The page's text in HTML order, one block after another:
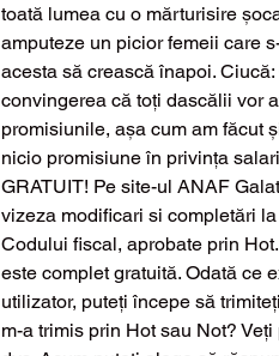
toată lumea cu o mărturisire
amputeze un picior femeii care
acesta să crească înapoi.
convingerea că toți dascălii vor
promisiunile, așa cum am făcut
nicio promisiune în privința
GRATUIT! Pe site-ul ANAF
vizeza modificari si completări
Codului fiscal, aprobate prin
este complet gratuită. Odată ce
utilizator, puteți începe să
m-a trimis prin Hot sau Not?